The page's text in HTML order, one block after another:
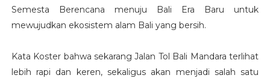
Semesta Berencana menuju Bali Era Baru untuk
mewujudkan ekosistem alam Bali yang bersih.
Kata Koster bahwa sekarang Jalan Tol Bali Mandara terlihat
lebih rapi dan keren, sekaligus akan menjadi salah satu